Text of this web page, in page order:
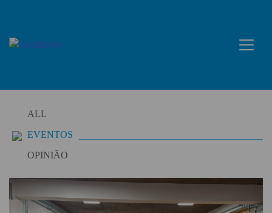
content
ALL
EVENTOS
OPINIÃO